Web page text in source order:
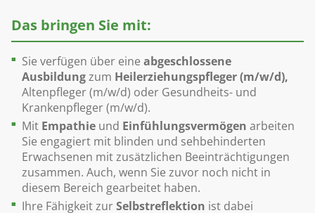
Das bringen Sie mit:
Sie verfügen über eine abgeschlossene
Ausbildungzum Heilerziehungspfleger (m/w/d),
Altenpfleger (m/w/d) oder Gesundheits- und
Krankenpfleger (m/w/d).
Mit Empathie und Einfühlungsvermögen arbeiten
Sie engagiert mit blinden und sehbehinderten
Erwachsenen mit zusätzlichen Beeinträchtigungen
zusammen. Auch, wenn Sie zuvor noch nicht in
diesem Bereich gearbeitet haben.
Ihre Fähigkeit zurSelbstreflektion ist dabei